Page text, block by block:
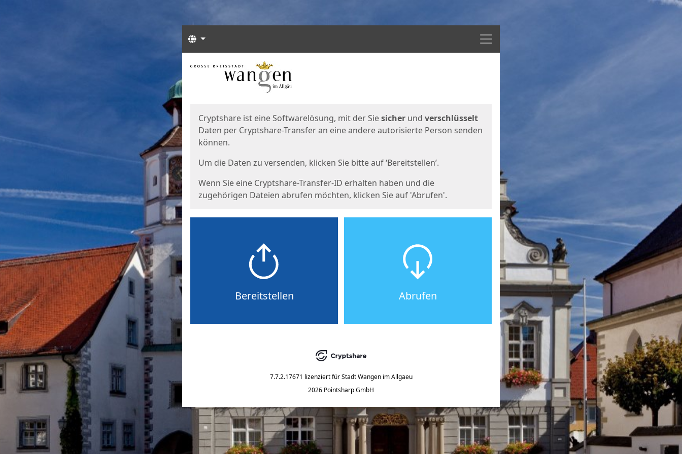
Menü
Sprachen
Start
Cryptshare ist eine Softwarelösung, mit der Siesicher und verschlüsselt
Daten per Cryptshare-Transfer an eine andere autorisierte Person senden
können.
Um die Daten zu versenden, klicken Sie bitte auf ‘Bereitstellen’.
Wenn Sie eine Cryptshare-Transfer-ID erhalten haben und die
zugehörigen Dateien abrufen möchten, klicken Sie auf 'Abrufen'.
Bereitstellen Abrufen
7.7.2.17671 lizenziert für Stadt Wangen im Allgaeu
2026 Pointsharp GmbH